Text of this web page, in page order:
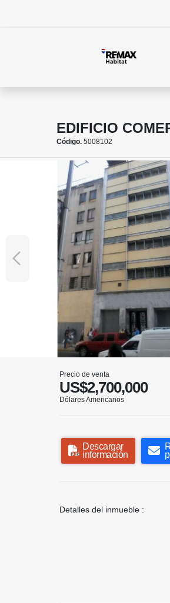
EDIFICIO
Código. 5008102
Precio de venta
US$2,700,000
Dólares Americanos
Descargar
información
Detalles del inmueble :